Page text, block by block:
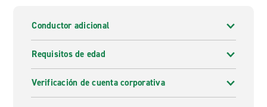
Conductor adicional
Requisitos de edad
Verificación de cuenta corporativa